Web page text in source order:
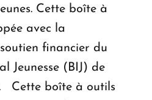
Cette boîte à
avec la
financier du
Jeunesse (BIJ) de
Cette boîte à outils